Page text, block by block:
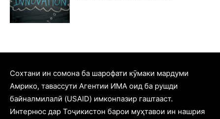
Cохтани ин сомона ба шарофати кӯмаки мардуми
Амрико, тавассути Агентии ИМА оид ба рушди
байналмилалӣ (USAID) имконпазир гаштааст.
Интернюс дар Тоҷикистон барои муҳтавои ин нашрия